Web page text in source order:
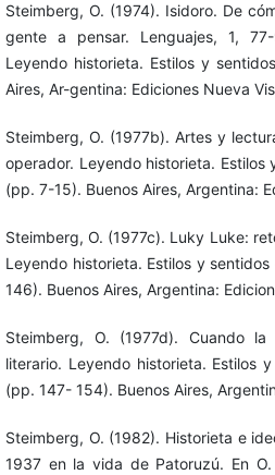
Steimberg, O. (1974). Isidoro. De
gente a pensar. Lenguajes, 1,
Leyendo historieta. Estilos y
Aires, Ar-gentina: Ediciones Nueva
Steimberg, O. (1977b). Artes y
operador. Leyendo historieta. Estilos
(pp. 7-15). Buenos Aires, Argentina:
Steimberg, O. (1977c). Luky Luke:
Leyendo historieta. Estilos y
146). Buenos Aires, Argentina:
Steimberg, O. (1977d). Cuando
literario. Leyendo historieta. Estilos
(pp. 147- 154). Buenos Aires,
Steimberg, O. (1982). Historieta e
1937 en la vida de Patoruzú. En